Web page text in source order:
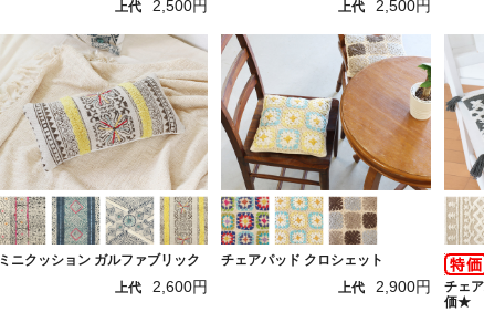
上代
2,500円
上代
2,500円
ミニクッション ガルファブリック
上代
2,600円
チェアパッド クロシェット
上代
2,900円
チェ
価★